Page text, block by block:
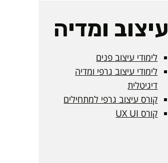
עיצוב ומדיה
לימודי עיצוב פנים
לימודי עיצוב גרפי ומדיה
דיגיטלית
קורס עיצוב גרפי למתחילים
קורס UX UI